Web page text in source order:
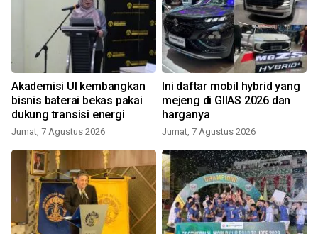
Akademisi UI kembangkan
bisnis baterai bekas pakai
dukung transisi energi
Jumat, 7 Agustus 2026
Ini daftar mobil hybrid yang
mejeng di GIIAS 2026 dan
harganya
Jumat, 7 Agustus 2026